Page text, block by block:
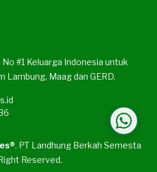
#1 Keluarga Indonesia untuk
Lambung, Maag dan GERD.
. PT Landhung Berkah Semesta
Reserved.